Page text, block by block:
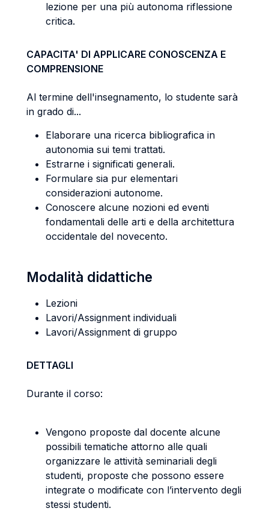
lezione per una più autonoma riflessione
critica.
CAPACITA' DI APPLICARE CONOSCENZA E
COMPRENSIONE
Al termine dell'insegnamento, lo studente sarà
in grado di...
Elaborare una ricerca bibliografica in
autonomia sui temi trattati.
Estrarne i significati generali.
Formulare sia pur elementari
considerazioni autonome.
Conoscere alcune nozioni ed eventi
fondamentali delle arti e della architettura
occidentale del novecento.
Modalità didattiche
Lezioni
Lavori/Assignment individuali
Lavori/Assignment di gruppo
DETTAGLI
Durante il corso:
Vengono proposte dal docente alcune
possibili tematiche attorno alle quali
organizzare le attività seminariali degli
studenti, proposte che possono essere
integrate o modificate con l’intervento degli
stessi studenti.